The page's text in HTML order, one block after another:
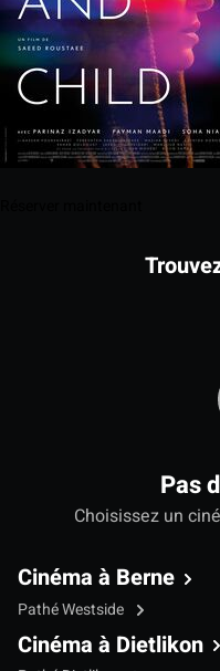
Pas
Choisissez un
Cinéma à Berne
Pathé Westside
Cinéma à Dietlikon